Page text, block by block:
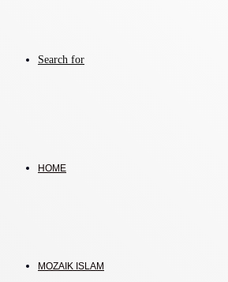
Search for
HOME
MOZAIK ISLAM